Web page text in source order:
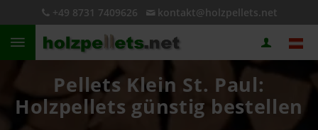
+49 8731 7409626 kontakt@holzpellets.net
Pellets Klein St. Paul:
Holzpellets günstig bestellen